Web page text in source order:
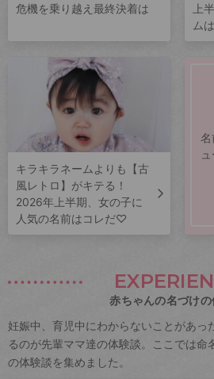
危機を乗り越え最終決着は
上
ム
キラキラネームよりも【古
風レトロ】がキテる！
2026年上半期、女の子に
人気の名前はコレだ♡
名
赤ちゃんの名づけの
妊娠中、育児中にわからないことがあっ
るのが先輩ママ達の体験談。ここでは命
の体験談を集めました。